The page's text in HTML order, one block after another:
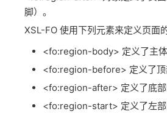
脚）。
XSL-FO 使用下列元素来定义页面的
<fo:region-body> 定义了主
<fo:region-before> 定义了顶
<fo:region-after> 定义了底部
<fo:region-start> 定义了左部